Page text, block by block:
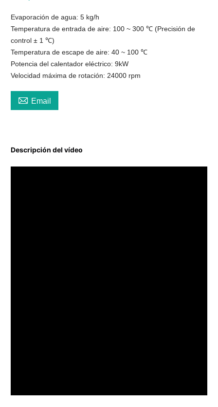
Evaporación de agua: 5 kg/h
Temperatura de entrada de aire: 100 ~ 300 ℃ (Precisión de
control ± 1 ℃)
Temperatura de escape de aire: 40 ~ 100 ℃
Potencia del calentador eléctrico: 9kW
Velocidad máxima de rotación: 24000 rpm
 Email
Descripción del vídeo